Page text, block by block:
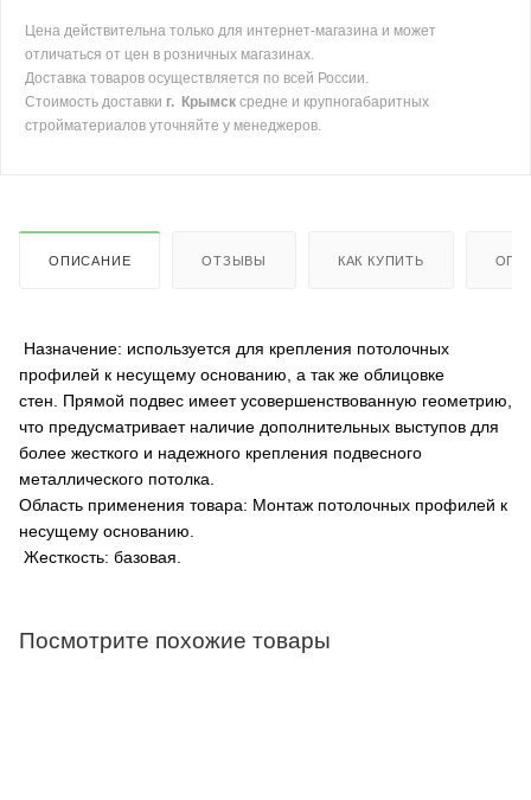
Цена действительна только для интернет-магазина и может
отличаться от цен в розничных магазинах.
Доставка товаров осуществляется по всей России.
Стоимость доставки г. Крымск средне и крупногабаритных
стройматериалов уточняйте у менеджеров.
ОПИСАНИЕ ОТЗЫВЫ КАК КУПИТЬ
Назначение: используется для крепления потолочных
профилей к несущему основанию, а так же облицовке
стен. Прямой подвес имеет усовершенствованную геометрию,
что предусматривает наличие дополнительных выступов для
более жесткого и надежного крепления подвесного
металлического потолка.
Область применения товара: Монтаж потолочных профилей к
несущему основанию.
Жесткость: базовая.
Посмотрите похожие товары